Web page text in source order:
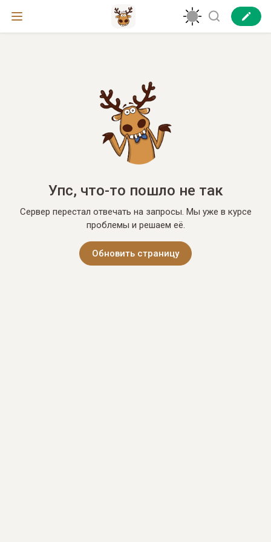
Упс, что-то пошло не так
Сервер перестал отвечать на запросы. Мы уже в курсе
проблемы и решаем её.
Обновить страницу